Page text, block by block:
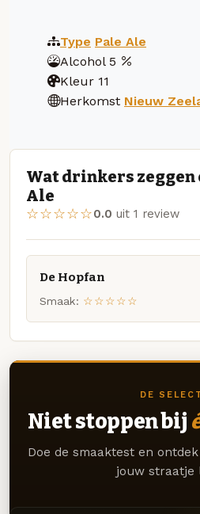
Type Pale Ale
Alcohol 5
Kleur 11
Herkomst Nieuw
Wat drinkers zeggen
Ale
☆☆☆☆☆0.0 uit 1 review
De Hopfan
Smaak: ☆☆☆☆☆
DE
Niet stoppen bij
Doe de smaaktest en
jouw straatje